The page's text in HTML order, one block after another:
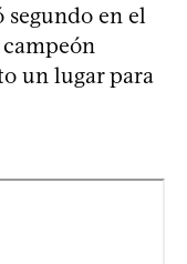
en el
un lugar para